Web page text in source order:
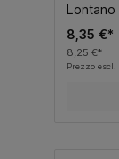
Lontano
8,35 €*
8,25 €*
Prezzo escl.